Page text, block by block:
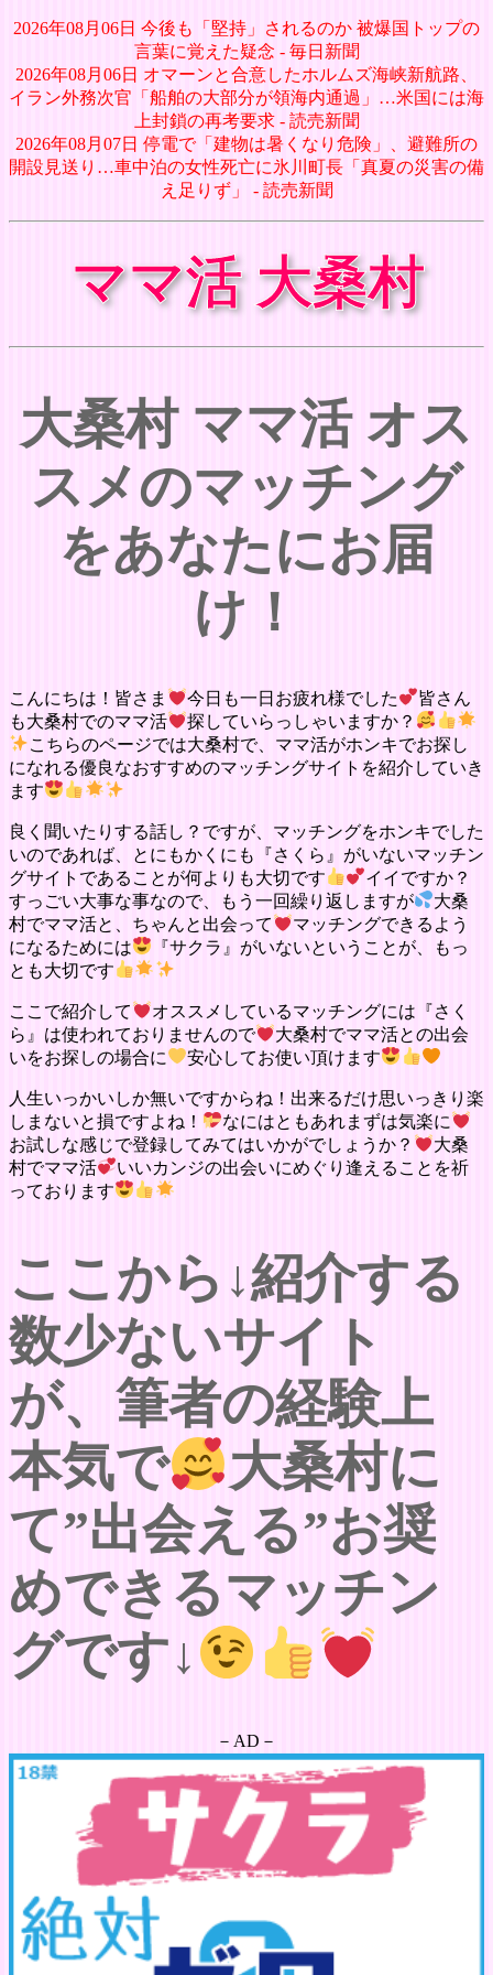
2026年08月06日 今後も「堅持」されるのか 被爆国トップの
言葉に覚えた疑念 - 毎日新聞
2026年08月06日 オマーンと合意したホルムズ海峡新航路、
イラン外務次官「船舶の大部分が領海内通過」…米国には海
上封鎖の再考要求 - 読売新聞
2026年08月07日 停電で「建物は暑くなり危険」、避難所の
開設見送り…車中泊の女性死亡に氷川町長「真夏の災害の備
え足りず」 - 読売新聞
ママ活 大桑村
大桑村 ママ活 オス
スメのマッチング
をあなたにお届
け！
こんにちは！皆さま 今日も一日お疲れ様でした
皆さん
も大桑村でのママ活
探していらっしゃいますか？
こちらのページでは大桑村で、ママ活がホンキでお探し
になれる優良なおすすめのマッチングサイトを紹介していき
ます
良く聞いたりする話し？ですが、マッチングをホンキでした
いのであれば、とにもかくにも『さくら』がいないマッチン
グサイトであることが何よりも大切です
イイですか？
すっごい大事な事なので、もう一回繰り返しますが
大桑
村でママ活と、ちゃんと出会って
マッチングできるよう
になるためには
『サクラ』がいないということが、もっ
とも大切です
ここで紹介して
オススメしているマッチングには『さく
ら』は使われておりませんので
大桑村でママ活との出会
いをお探しの場合に
安心してお使い頂けます
人生いっかいしか無いですからね！出来るだけ思いっきり楽
しまないと損ですよね！
なにはともあれまずは気楽に
お試しな感じで登録してみてはいかがでしょうか？
大桑
村でママ活
いいカンジの出会いにめぐり逢えることを祈
っております
ここから↓紹介する
数少ないサイト
が、筆者の経験上
本気で
大桑村に
て”出会える”お奨
めできるマッチン
グです↓
－AD－